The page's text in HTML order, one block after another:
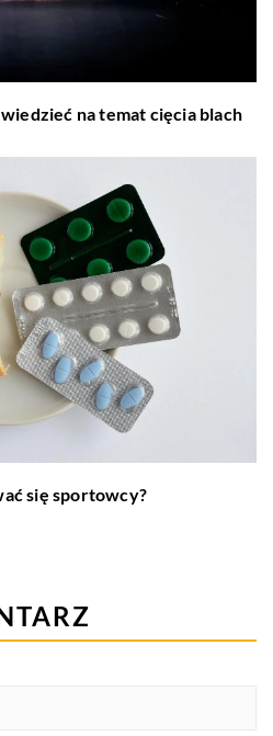
na temat cięcia blach
się sportowcy?